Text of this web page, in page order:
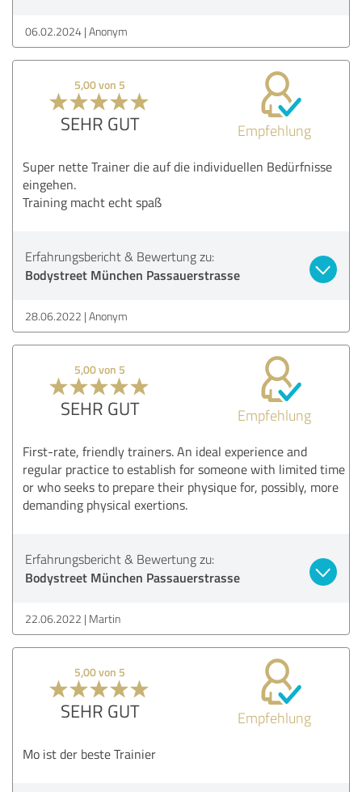
06.02.2024 Anonym
5,00 von 5
SEHR GUT Empfehlung
Super nette Trainer die auf die individuellen Bedürfnisse
eingehen.
Training macht echt spaß
Erfahrungsbericht & Bewertung zu:
Bodystreet München Passauerstrasse
28.06.2022 Anonym
5,00 von 5
SEHR GUT Empfehlung
First-rate, friendly trainers. An ideal experience and
regular practice to establish for someone with limited time
or who seeks to prepare their physique for, possibly, more
demanding physical exertions.
Erfahrungsbericht & Bewertung zu:
Bodystreet München Passauerstrasse
22.06.2022 Martin
5,00 von 5
SEHR GUT Empfehlung
Mo ist der beste Trainier